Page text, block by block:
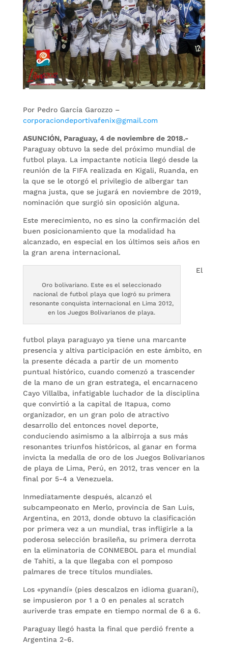
Por Pedro García Garozzo –
corporaciondeportivafenix@gmail.com
ASUNCIÓN, Paraguay, 4 de noviembre de 2018.-
Paraguay obtuvo la sede del próximo mundial de
futbol playa. La impactante noticia llegó desde la
reunión de la FIFA realizada en Kigali, Ruanda, en
la que se le otorgó el privilegio de albergar tan
magna justa, que se jugará en noviembre de 2019,
nominación que surgió sin oposición alguna.
Este merecimiento, no es sino la confirmación del
buen posicionamiento que la modalidad ha
alcanzado, en especial en los últimos seis años en
la gran arena internacional.
Oro bolivariano. Este es el seleccionado
nacional de futbol playa que logró su primera
resonante conquista internacional en Lima 2012,
en los Juegos Bolivarianos de playa.
El
futbol playa paraguayo ya tiene una marcante
presencia y altiva participación en este ámbito, en
la presente década a partir de un momento
puntual histórico, cuando comenzó a trascender
de la mano de un gran estratega, el encarnaceno
Cayo Villalba, infatigable luchador de la disciplina
que convirtió a la capital de Itapua, como
organizador, en un gran polo de atractivo
desarrollo del entonces novel deporte,
conduciendo asimismo a la albirroja a sus más
resonantes triunfos históricos, al ganar en forma
invicta la medalla de oro de los Juegos Bolivarianos
de playa de Lima, Perú, en 2012, tras vencer en la
final por 5-4 a Venezuela.
Inmediatamente después, alcanzó el
subcampeonato en Merlo, provincia de San Luis,
Argentina, en 2013, donde obtuvo la clasificación
por primera vez a un mundial, tras infligirle a la
poderosa selección brasileña, su primera derrota
en la eliminatoria de CONMEBOL para el mundial
de Tahiti, a la que llegaba con el pomposo
palmares de trece títulos mundiales.
Los «pynandí» (pies descalzos en idioma guaraní),
se impusieron por 1 a 0 en penales al scratch
auriverde tras empate en tiempo normal de 6 a 6.
Paraguay llegó hasta la final que perdió frente a
Argentina 2-6.